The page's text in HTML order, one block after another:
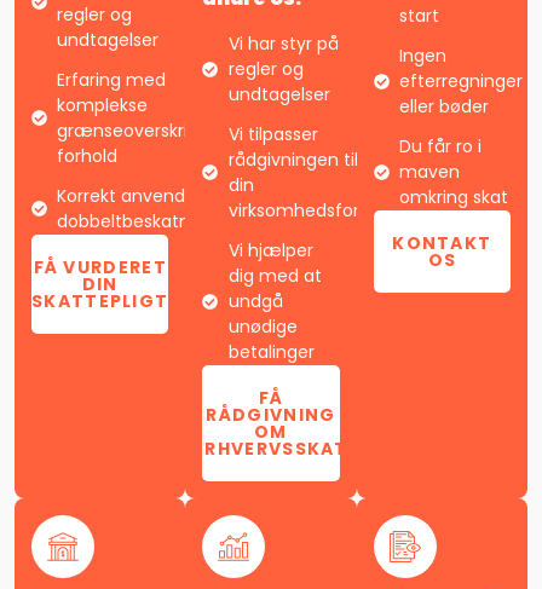
regler og
undtagelser
Erfaring med
komplekse
grænseoverskridende
forhold
Korrekt anvendelse af
dobbeltbeskatningsaftaler
FÅ VURDERET
DIN
SKATTEPLIGT
Vi har styr på
regler og
undtagelser
Vi tilpasser
rådgivningen til
din
virksomhedsform
Vi hjælper
dig med at
undgå
unødige
betalinger
FÅ
RÅDGIVNING
OM
ERHVERVSSKAT
start
Ingen
efterregninger
eller bøder
Du får ro i
maven
omkring skat
KONTAKT
OS